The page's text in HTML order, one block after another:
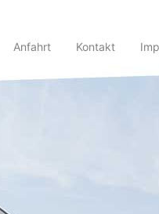
Anfahrt Kontakt